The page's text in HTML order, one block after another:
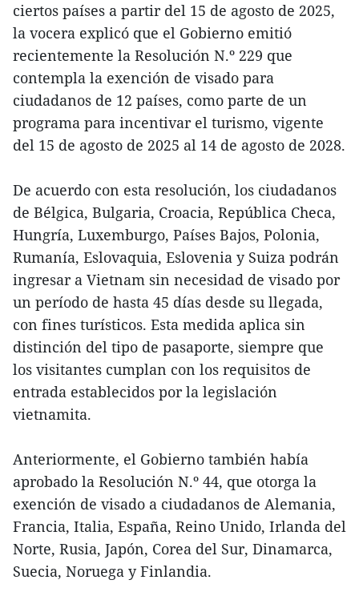
ciertos países a partir del 15 de agosto de 2025,
la vocera explicó que el Gobierno emitió
recientemente la Resolución N.º 229 que
contempla la exención de visado para
ciudadanos de 12 países, como parte de un
programa para incentivar el turismo, vigente
del 15 de agosto de 2025 al 14 de agosto de 2028.
De acuerdo con esta resolución, los ciudadanos
de Bélgica, Bulgaria, Croacia, República Checa,
Hungría, Luxemburgo, Países Bajos, Polonia,
Rumanía, Eslovaquia, Eslovenia y Suiza podrán
ingresar a Vietnam sin necesidad de visado por
un período de hasta 45 días desde su llegada,
con fines turísticos. Esta medida aplica sin
distinción del tipo de pasaporte, siempre que
los visitantes cumplan con los requisitos de
entrada establecidos por la legislación
vietnamita.
Anteriormente, el Gobierno también había
aprobado la Resolución N.º 44, que otorga la
exención de visado a ciudadanos de Alemania,
Francia, Italia, España, Reino Unido, Irlanda del
Norte, Rusia, Japón, Corea del Sur, Dinamarca,
Suecia, Noruega y Finlandia.